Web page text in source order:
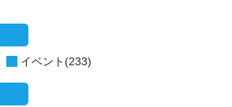
イベント(233)